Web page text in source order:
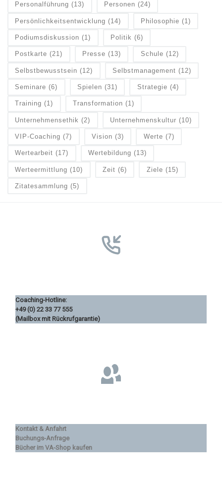
Personalführung (13) Personen (24)
Persönlichkeitsentwicklung (14) Philosophie (1)
Podiumsdiskussion (1) Politik (6)
Postkarte (21) Presse (13) Schule (12)
Selbstbewusstsein (12) Selbstmanagement (12)
Seminare (6) Spielen (31) Strategie (4)
Training (1) Transformation (1)
Unternehmensethik (2) Unternehmenskultur (10)
VIP-Coaching (7) Vision (3) Werte (7)
Wertearbeit (17) Wertebildung (13)
Werteermittlung (10) Zeit (6) Ziele (15)
Zitatesammlung (5)
Coaching-Hotline:
+49 (0) 22 33 77 555
(Mailbox mit Rückrufgarantie)
Kontakt & Anfahrt
Buchungs-Anfrage
Bücher im VA-Shop kaufen